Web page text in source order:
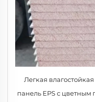
Легкая
панель EPS с